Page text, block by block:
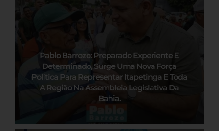
Pablo Barrozo: Preparado Experiente E
Determinado, Surge Uma Nova Força
Política Para Representar Itapetinga E Toda
A Região Na Assembleia Legislativa Da
Bahia.